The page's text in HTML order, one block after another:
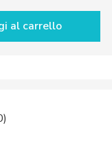
al carrello